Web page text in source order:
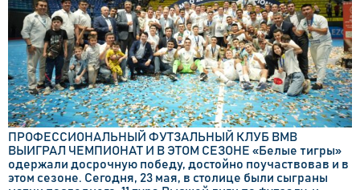
ПРОФЕССИОНАЛЬНЫЙ ФУТЗАЛЬНЫЙ КЛУБ BMB
ВЫИГРАЛ ЧЕМПИОНАТ И В ЭТОМ СЕЗОНЕ «Белые тигры»
одержали досрочную победу, достойно поучаствовав и в
этом сезоне. Сегодня, 23 мая, в столице были сыграны